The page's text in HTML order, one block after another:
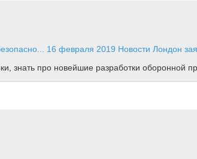
16 февраля 2019 Новости Лондон
знать про новейшие разработки